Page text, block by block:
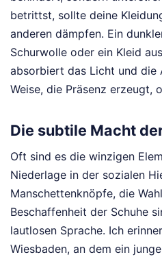
betrittst, sollte deine
anderen dämpfen. Ein
Schurwolle oder ein Kleid
absorbiert das Licht und die
Weise, die Präsenz erzeugt,
Die subtile Macht
Oft sind es die winzigen
Niederlage in der sozialen
Manschettenknöpfe, die
Beschaffenheit der Schuhe
lautlosen Sprache. Ich
Wiesbaden, an dem ein